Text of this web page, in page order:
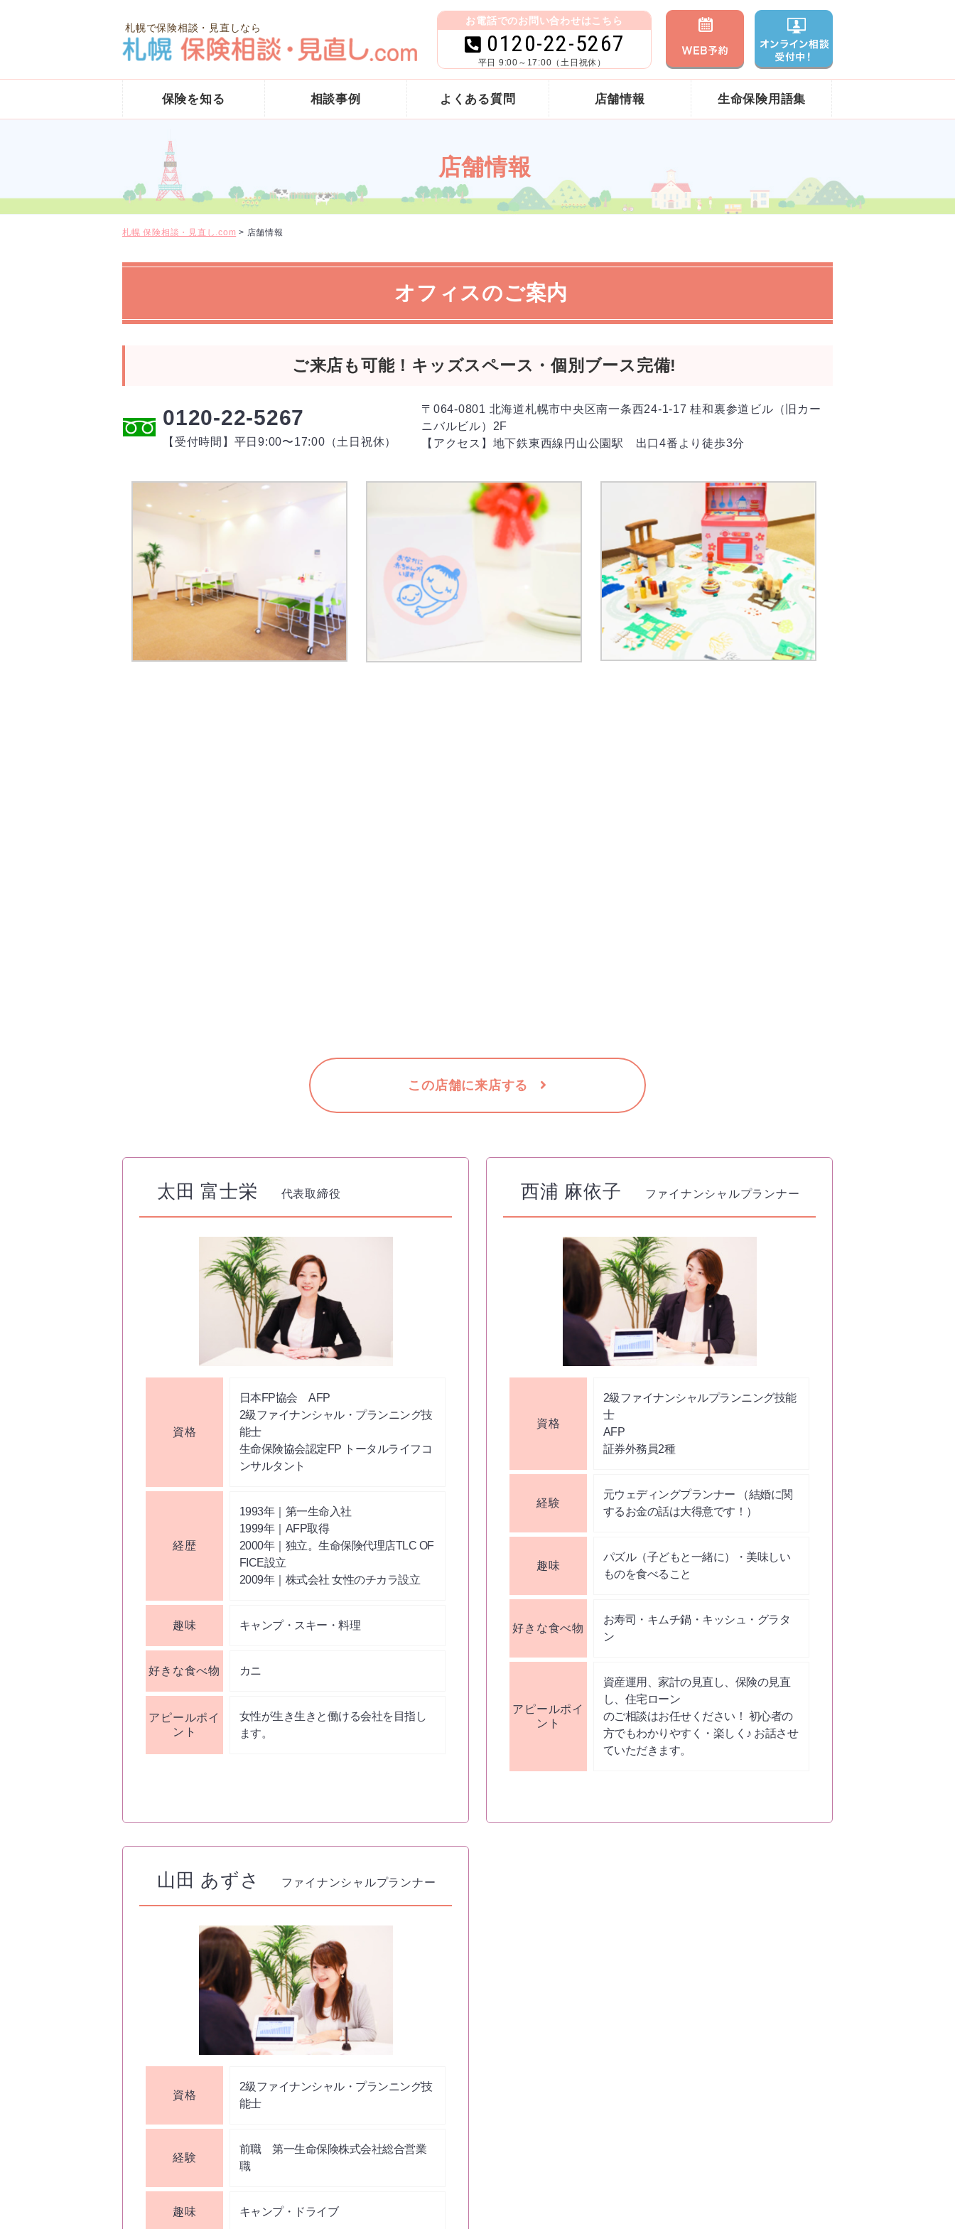
札幌で保険相談・見直しなら
お電話でのお問い合わせはこちら
0120-22-5267
平日 9:00～17:00（土日祝休）
保険を知る 相談事例 よくある質問 店舗情報 生命保険用語集
店舗情報
札幌 保険相談・見直し.com > 店舗情報
オフィスのご案内
ご来店も可能！キッズスペース・個別ブース完備!
0120-22-5267
【受付時間】平日9:00〜17:00（土日祝休）
〒064-0801 北海道札幌市中央区南一条西24-1-17 桂和裏参道ビル（旧カー
ニバルビル）2F
【アクセス】地下鉄東西線円山公園駅 出口4番より徒歩3分
この店舗に来店する
太田 富士栄 代表取締役
資格
日本FP協会 AFP
2級ファイナンシャル・プランニング技
能士
生命保険協会認定FP トータルライフコ
ンサルタント
経歴
1993年｜第一生命入社
1999年｜AFP取得
2000年｜独立。生命保険代理店TLC OF
FICE設立
2009年｜株式会社 女性のチカラ設立
趣味 キャンプ・スキー・料理
好きな食べ物 カニ
アピールポイ
ント
女性が生き生きと働ける会社を目指し
ます。
西浦 麻依子 ファイナンシャルプランナー
資格
2級ファイナンシャルプランニング技能
士
AFP
証券外務員2種
経験
元ウェディングプランナー （結婚に関
するお金の話は大得意です！）
趣味
パズル（子どもと一緒に）・美味しい
ものを食べること
好きな食べ物
お寿司・キムチ鍋・キッシュ・グラタ
ン
アピールポイ
ント
資産運用、家計の見直し、保険の見直
し、住宅ローン
のご相談はお任せください！ 初心者の
方でもわかりやすく・楽しく♪ お話させ
ていただきます。
山田 あずさ ファイナンシャルプランナー
資格
2級ファイナンシャル・プランニング技
能士
経験
前職 第一生命保険株式会社総合営業
職
趣味 キャンプ・ドライブ